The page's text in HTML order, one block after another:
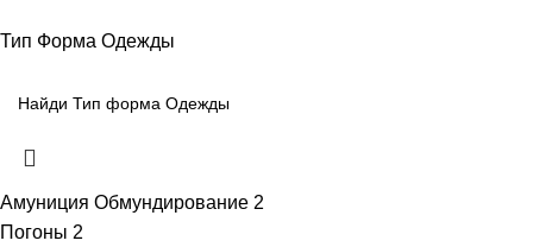
Тип Форма Одежды
Амуниция Обмундирование 2
Погоны 2